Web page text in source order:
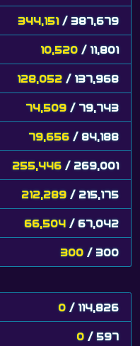
344,151 / 387,679
10,520 / 11,801
128,052 / 137,968
74,509 / 79,743
79,656 / 84,188
255,446 / 269,001
212,289 / 215,175
66,504 / 67,042
300 / 300
0 / 114,826
0 / 597